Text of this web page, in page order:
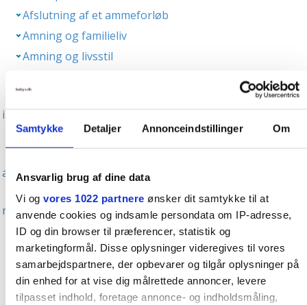
Samtykke Detaljer Annonceindstillinger Om
Ansvarlig brug af dine data
Vi og vores 1022 partnere ønsker dit samtykke til at
anvende cookies og indsamle persondata om IP-adresse,
ID og din browser til præferencer, statistik og
marketingformål. Disse oplysninger videregives til vores
samarbejdspartnere, der opbevarer og tilgår oplysninger på
din enhed for at vise dig målrettede annoncer, levere
tilpasset indhold, foretage annonce- og indholdsmåling,
Afslutning af et ammeforløb
Amning og familieliv
Amning og livsstil
Min mor kunne ikke amme, så det kan jeg nok heller
ikke
Jeg har små bryster og får nok svært ved at amme
ammer
Den lille vil til brystet ofte, fordi der ikke er næring
nok i mælken
Man skal drikke mælk for at producere mælk
Det er godt at hærde brystvorterne inden amning
Brystopererede kan ikke amme
Man skal spise for to, når man ammer